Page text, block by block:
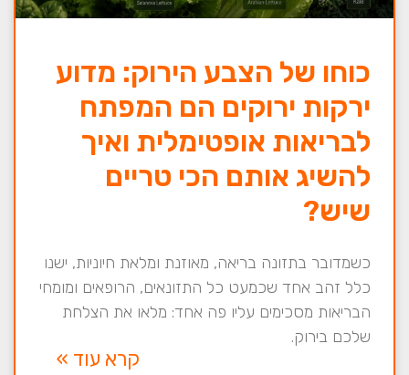
כוחו של הצבע הירוק: מדוע
ירקות ירוקים הם המפתח
לבריאות אופטימלית ואיך
להשיג אותם הכי טריים
שיש?
כשמדובר בתזונה בריאה, מאוזנת ומלאת חיוניות, ישנו
כלל זהב אחד שכמעט כל התזונאים, הרופאים ומומחי
הבריאות מסכימים עליו פה אחד: מלאו את הצלחת
שלכם בירוק.
קרא עוד »